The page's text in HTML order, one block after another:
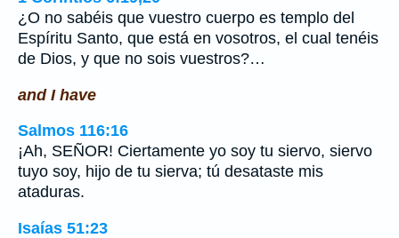
¿O no sabéis que vuestro cuerpo es templo del
Espíritu Santo, que está en vosotros, el cual tenéis
de Dios, y que no sois vuestros?…
and I have
Salmos 116:16
¡Ah, SEÑOR! Ciertamente yo soy tu siervo, siervo
tuyo soy, hijo de tu sierva; tú desataste mis
ataduras.
Isaías 51:23